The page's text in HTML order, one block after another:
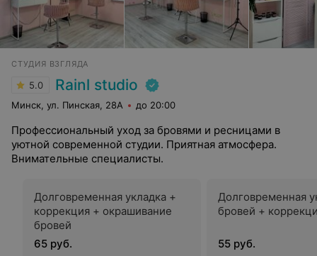
СТУДИЯ ВЗГЛЯДА
5.0 Rainl studio
Минск, ул. Пинская, 28А до 20:00
Профессиональный уход за бровями и ресницами в
уютной современной студии. Приятная атмосфера.
Внимательные специалисты.
Долговременная укладка +
коррекция + окрашивание
бровей
65 руб.
Долговременная
бровей +
55 руб.